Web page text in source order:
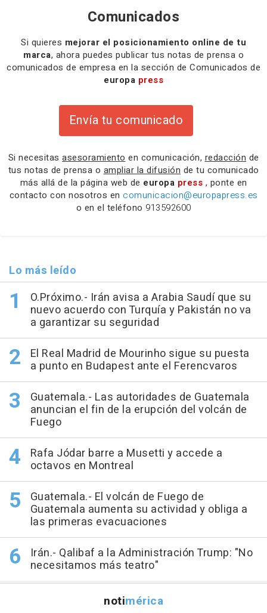
Comunicados
Si quieres mejorar el posicionamiento online de tu
marca, ahora puedes publicar tus notas de prensa o
comunicados de empresa en la sección de Comunicados de
europa press
Envía tu comunicado
Si necesitas asesoramiento en comunicación, redacción de
tus notas de prensa o ampliar la difusión de tu comunicado
más allá de la página web de europa press , ponte en
contacto con nosotros en comunicacion@europapress.es
o en el teléfono 913592600
Lo más leído
O.Próximo.- Irán avisa a Arabia Saudí que su
nuevo acuerdo con Turquía y Pakistán no va
a garantizar su seguridad
El Real Madrid de Mourinho sigue su puesta
a punto en Budapest ante el Ferencvaros
Guatemala.- Las autoridades de Guatemala
anuncian el fin de la erupción del volcán de
Fuego
Rafa Jódar barre a Musetti y accede a
octavos en Montreal
Guatemala.- El volcán de Fuego de
Guatemala aumenta su actividad y obliga a
las primeras evacuaciones
Irán.- Qalibaf a la Administración Trump: "No
necesitamos más teatro"
notimérica